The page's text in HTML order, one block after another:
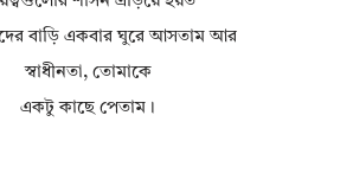
বাড়ি একবার ঘুরে আসতাম আর
স্বাধীনতা, তোমাকে
একটু কাছে পেতাম।